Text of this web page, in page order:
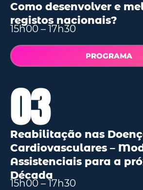
Como desenvolver e
registos nacionais?
15h00 – 17h30
PROGRAMA
03
Reabilitação nas
Cardiovasculares –
Assistenciais para a
Década
15h00 – 17h30